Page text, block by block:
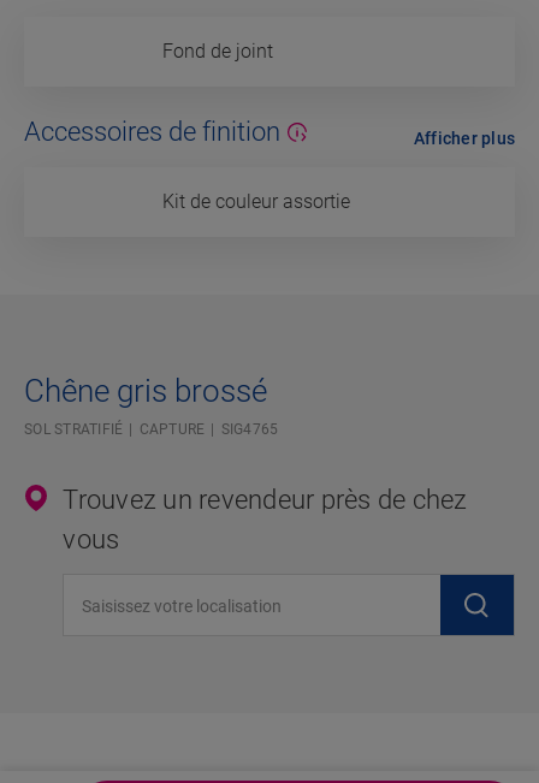
Fond de joint
Accessoires de finition
Kit de couleur assortie
Afficher plus
Chêne gris brossé
SOL STRATIFIÉ CAPTURE SIG4765
Trouvez un revendeur près de chez
vous